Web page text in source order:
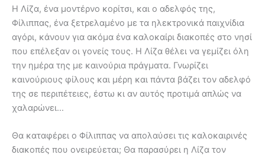
Η Λίζα, ένα μοντέρνο κορίτσι, και ο αδελφός της,
Φίλιππας, ένα ξετρελαμένο με τα ηλεκτρονικά παιχνίδια
αγόρι, κάνουν για ακόμα ένα καλοκαίρι διακοπές στο νησί
που επέλεξαν οι γονείς τους. Η Λίζα θέλει να γεμίζει όλη
την ημέρα της με καινούρια πράγματα. Γνωρίζει
καινούριους φίλους και μέρη και πάντα βάζει τον αδελφό
της σε περιπέτειες, έστω κι αν αυτός προτιμά απλώς να
χαλαρώνει…
Θα καταφέρει ο Φίλιππας να απολαύσει τις καλοκαιρινές
διακοπές που ονειρεύεται; Θα παρασύρει η Λίζα τον